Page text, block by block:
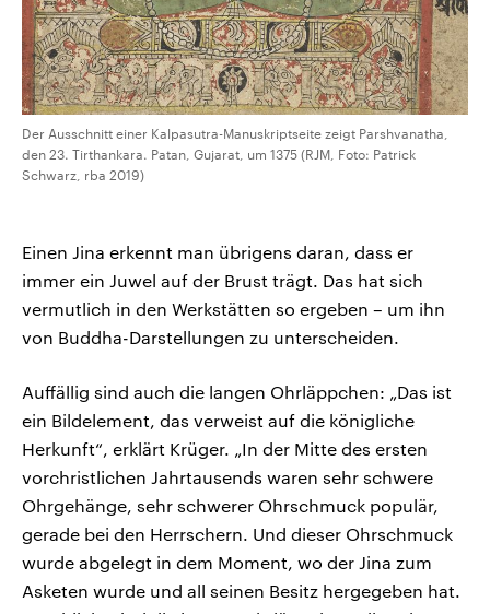
Der Ausschnitt einer Kalpasutra-Manuskriptseite zeigt Parshvanatha,
den 23. Tirthankara. Patan, Gujarat, um 1375 (RJM, Foto: Patrick
Schwarz, rba 2019)
Einen Jina erkennt man übrigens daran, dass er
immer ein Juwel auf der Brust trägt. Das hat sich
vermutlich in den Werkstätten so ergeben – um ihn
von Buddha-Darstellungen zu unterscheiden.
Auffällig sind auch die langen Ohrläppchen: „Das ist
ein Bildelement, das verweist auf die königliche
Herkunft“, erklärt Krüger. „In der Mitte des ersten
vorchristlichen Jahrtausends waren sehr schwere
Ohrgehänge, sehr schwerer Ohrschmuck populär,
gerade bei den Herrschern. Und dieser Ohrschmuck
wurde abgelegt in dem Moment, wo der Jina zum
Asketen wurde und all seinen Besitz hergegeben hat.